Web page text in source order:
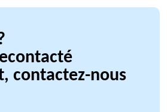
contactez-nous